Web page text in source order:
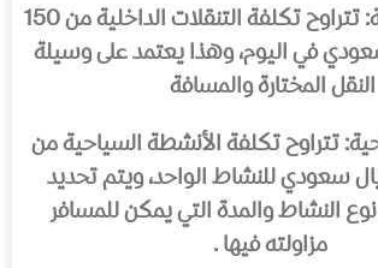
التنقلات الداخلية: تتراوح تكلفة التنقلات الداخلية من 150
ريال سعودي في اليوم، وهذا يعتمد على وسيلة
النقل المختارة والمسافة
تتراوح تكلفة الأنشطة السياحية من
إلى 150 ريال سعودي للنشاط الواحد، ويتم تحديد
النشاط والمدة التي يمكن للمسافر
مزاولته فيها .